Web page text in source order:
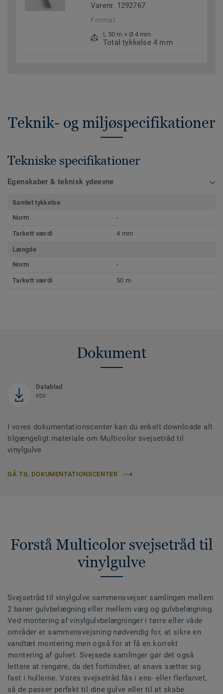
Varenr. 1292767
Format
L 50 m × Ø 4 mm
Total tykkelse 4 mm
Teknik- og miljøspecifikationer
Tekniske specifikationer
Egenskaber & teknisk ydeevne
Samlet tykkelse
Norm
-
Tarkett værdi 4 mm
Længde
Norm
-
Tarkett værdi 50 m
Dokument
Datablad
PDF
I vores dokumentationscenter kan du enkelt downloade alt
tilgængeligt materiale om Multicolor svejsetråd til
vinylgulve
GÅ TIL DOKUMENTATIONSCENTER
Forstå Multicolor svejsetråd til
vinylgulve
Svejsetråd til vinylgulve sammensvejser samlingen mellem
2 baner gulvbelægning eller mellem væg og gulvbelægning.
Ved montering af vinylgulvbelægninger i tørre eller våde
områder er sammensvejsning nødvendig for, at sikre en
vandtæt montering men også for at få en korrekt
montering af gulvet. Svejsede samlinger gør det også
lettere at rengøre, da det forhindrer, at snavs sætter sig
fast i hullerne. Vores svejsetråd fås i ens- eller flerfarvet,
så de passer perfekt til dine gulve eller til at skabe